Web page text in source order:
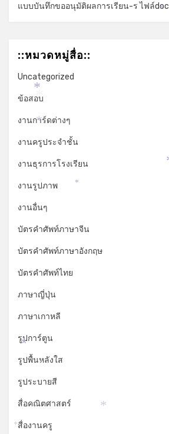
แบบบันทึกขออนุมัติผลการเรียน-ร ไฟล์doc
::หมวดหมู่สื่อ::
Uncategorized
ข้อสอบ
งานการ์ดต่างๆ
งานครูประจำชั้น
งานธุรการโรงเรียน
งานรูปภาพ
งานอื่นๆ
บัตรคำศัพท์ภาษาจีน
บัตรคำศัพท์ภาษาอังกฤษ
บัตรคำศัพท์ไทย
ภาษาญี่ปุ่น
ภาษาเกาหลี
รูปการ์ตูน
รูปพื้นหลังใส
รูประบายสี
สื่อคณิตศาสตร์
สื่องานครู
*
*